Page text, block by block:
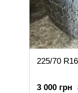
225/70
3 000 грн